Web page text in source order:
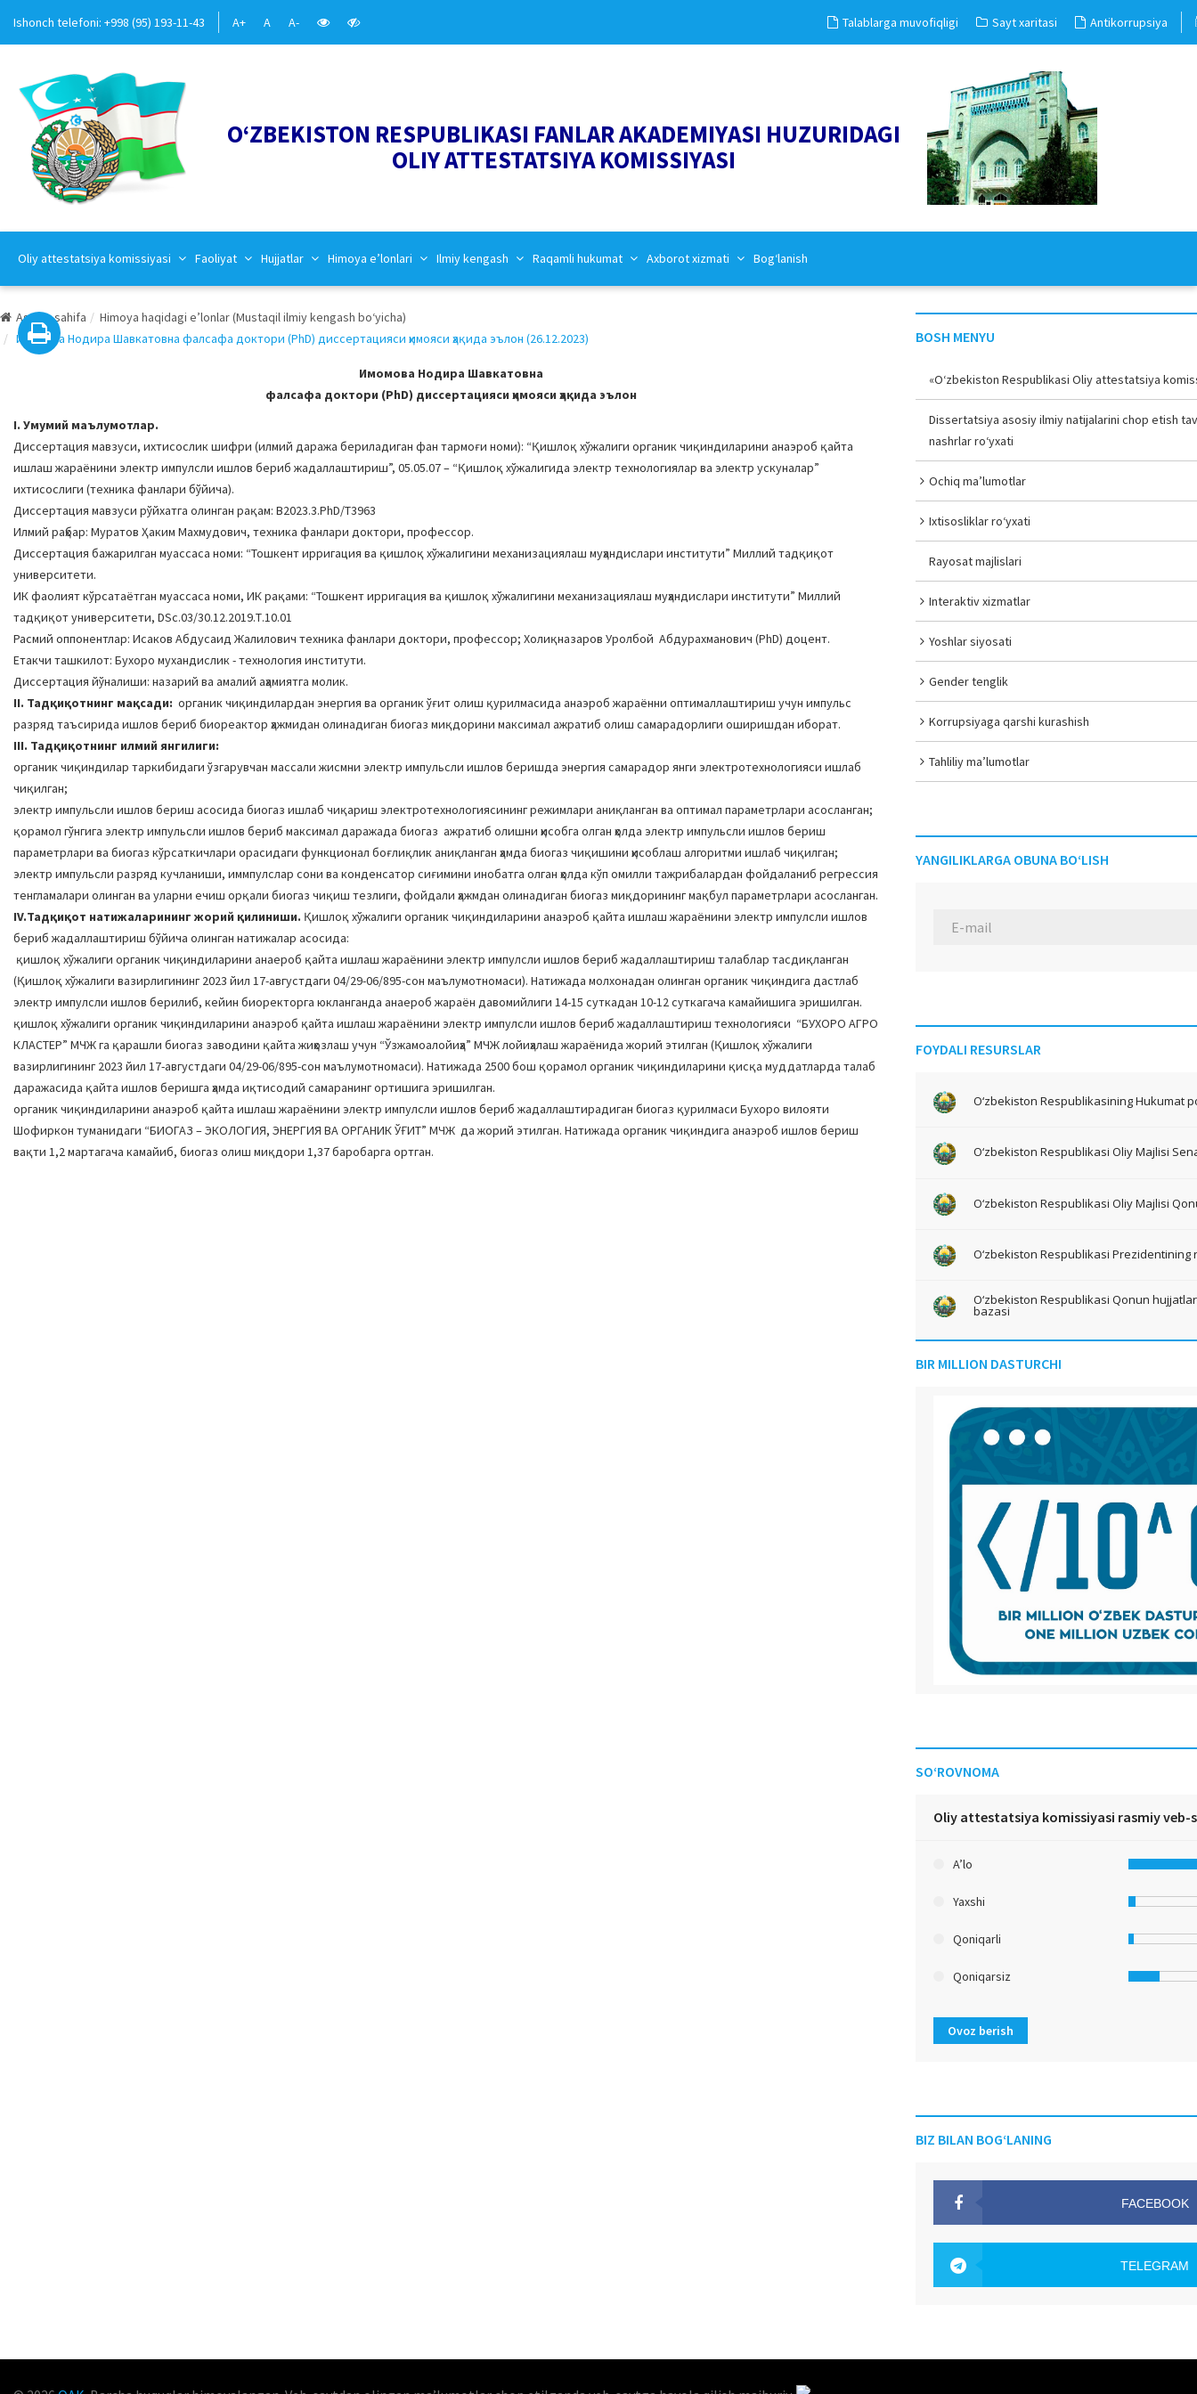
Ishonch telefoni: +998 (95) 193-11-43 A+ A A- Talablarga muvofiqligi Sayt xaritasi Antikorrupsiya
O‘ZBEKISTON RESPUBLIKASI FANLAR AKADEMIYASI HUZURIDAGI
OLIY ATTESTATSIYA KOMISSIYASI
Oliy attestatsiya komissiyasi Faoliyat Hujjatlar Himoya e’lonlari Ilmiy kengash Raqamli hukumat Axborot xizmati Bog‘lanish
Asosiy sahifa
Himoya haqidagi e’lonlar (Mustaqil ilmiy kengash bo‘yicha)
Имомова Нодира Шавкатовна фалсафа доктори (PhD) диссeртацияси ҳимояси ҳақида эълон (26.12.2023)
Имомова Нодира Шавкатовна
фалсафа доктори (PhD) диссeртацияси ҳимояси ҳақида эълон
I. Умумий маълумотлар.
Диссертация мавзуси, ихтисослик шифри (илмий даража бериладиган фан тармоғи номи): “Қишлоқ хўжалиги органик чиқиндиларини анаэроб қайта
ишлаш жараёнини электр импулсли ишлов бериб жадаллаштириш”, 05.05.07 – “Қишлоқ хўжалигида электр технологиялар ва электр ускуналар”
ихтисослиги (техника фанлари бўйича).
Диссертация мавзуси рўйхатга олинган рақам: В2023.3.PhD/Т3963
Илмий раҳбар: Муратов Ҳаким Махмудович, техника фанлари доктори, профессор.
Диссертация бажарилган муассаса номи: “Тошкент ирригация ва қишлоқ хўжалигини механизациялаш муҳандислари институти” Миллий тадқиқот
университети.
ИК фаолият кўрсатаётган муассаса номи, ИК рақами: “Тошкент ирригация ва қишлоқ хўжалигини механизациялаш муҳандислари институти” Миллий
тадқиқот университети, DSc.03/30.12.2019.Т.10.01
Расмий оппонентлар: Исаков Абдусаид Жалилович техника фанлари доктори, профессор; Холиқназаров Уролбой Абдурахманович (PhD) доцент.
Етакчи ташкилот: Бухоро мухандислик - технология институти.
Диссертация йўналиши: назарий ва амалий аҳамиятга молик.
II. Тадқиқотнинг мақсади: органик чиқиндилардан энергия ва органик ўғит олиш қурилмасида анаэроб жараённи оптималлаштириш учун импульс
разряд таъсирида ишлов бериб биореактор ҳажмидан олинадиган биогаз миқдорини максимал ажратиб олиш самарадорлиги оширишдан иборат.
III. Тадқиқотнинг илмий янгилиги:
органик чиқиндилар таркибидаги ўзгарувчан массали жисмни электр импульсли ишлов беришда энергия самарадор янги электротехнологияси ишлаб
чиқилган;
электр импульсли ишлов бериш асосида биогаз ишлаб чиқариш электротехнологиясининг режимлари аниқланган ва оптимал параметрлари асосланган;
қорамол гўнгига электр импульсли ишлов бериб максимал даражада биогаз ажратиб олишни ҳисобга олган ҳолда электр импульсли ишлов бериш
параметрлари ва биогаз кўрсаткичлари орасидаги функционал боғлиқлик аниқланган ҳамда биогаз чиқишини ҳисоблаш алгоритми ишлаб чиқилган;
электр импульсли разряд кучланиши, иммпулслар сони ва конденсатор сиғимини инобатга олган ҳолда кўп омилли тажрибалардан фойдаланиб регрессия
тенгламалари олинган ва уларни ечиш орқали биогаз чиқиш тезлиги, фойдали ҳажмдан олинадиган биогаз миқдорининг мақбул параметрлари асосланган.
IV.Тадқиқот натижаларининг жорий қилиниши. Қишлоқ хўжалиги органик чиқиндиларини анаэроб қайта ишлаш жараёнини электр импулсли ишлов
бериб жадаллаштириш бўйича олинган натижалар асосида:
қишлоқ хўжалиги органик чиқиндиларини анаероб қайта ишлаш жараёнини электр импулсли ишлов бериб жадаллаштириш талаблар тасдиқланган
(Қишлоқ хўжалиги вазирлигининг 2023 йил 17-августдаги 04/29-06/895-сон маълумотномаси). Натижада молхонадан олинган органик чиқиндига дастлаб
электр импулсли ишлов берилиб, кейин биоректорга юкланганда анаероб жараён давомийлиги 14-15 суткадан 10-12 суткагача камайишига эришилган.
қишлоқ хўжалиги органик чиқиндиларини анаэроб қайта ишлаш жараёнини электр импулсли ишлов бериб жадаллаштириш технологияси “БУХОРО АГРО
КЛАСТЕР” МЧЖ га қарашли биогаз заводини қайта жиҳозлаш учун “Ўзжамоалойиҳа” МЧЖ лойиҳалаш жараёнида жорий этилган (Қишлоқ хўжалиги
вазирлигининг 2023 йил 17-августдаги 04/29-06/895-сон маълумотномаси). Натижада 2500 бош қорамол органик чиқиндиларини қисқа муддатларда талаб
даражасида қайта ишлов беришга ҳамда иқтисодий самаранинг ортишига эришилган.
органик чиқиндиларини анаэроб қайта ишлаш жараёнини электр импулсли ишлов бериб жадаллаштирадиган биогаз қурилмаси Бухоро вилояти
Шофиркон туманидаги “БИОГАЗ – ЭКОЛОГИЯ, ЭНЕРГИЯ ВА ОРГАНИК ЎҒИТ” МЧЖ да жорий этилган. Натижада органик чиқиндига анаэроб ишлов бериш
вақти 1,2 мартагача камайиб, биогаз олиш миқдори 1,37 баробарга ортган.
BOSH MENYU
«O‘zbekiston Respublikasi Oliy attestatsiya
Dissertatsiya asosiy ilmiy natijalarini chop etish
nashrlar ro‘yxati
Ochiq ma’lumotlar
Ixtisosliklar ro‘yxati
Rayosat majlislari
Interaktiv xizmatlar
Yoshlar siyosati
Gender tenglik
Korrupsiyaga qarshi kurashish
Tahliliy ma’lumotlar
YANGILIKLARGA OBUNA BO‘LISH
FOYDALI RESURSLAR
O‘zbekiston Respublikasining Hukumat
O‘zbekiston Respublikasi Oliy Majlisi
O‘zbekiston Respublikasi Oliy Majlisi
O‘zbekiston Respublikasi Prezidentining
O‘zbekiston Respublikasi Qonun
bazasi
BIR MILLION DASTURCHI
SO‘ROVNOMA
Oliy attestatsiya komissiyasi rasmiy
A’lo
Yaxshi
Qoniqarli
Qoniqarsiz
Ovoz berish
BIZ BILAN BOG‘LANING
FACEBOOK
TELEGRAM